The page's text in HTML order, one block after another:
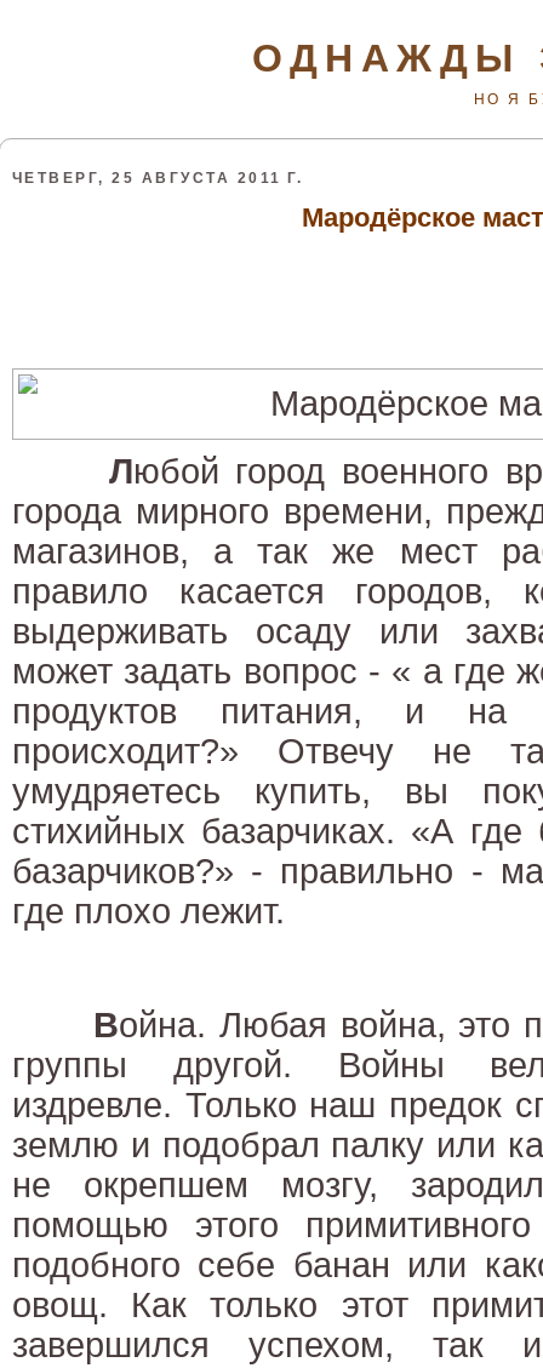
ОДНАЖДЫ
НО Я
ЧЕТВЕРГ, 25 АВГУСТА 2011 Г.
Мародёрское
Любой город военного
города мирного времени,
магазинов, а так же мест
правило касается городов,
выдерживать осаду или
может задать вопрос - « а где
продуктов питания, и на
происходит?» Отвечу не
умудряетесь купить, вы
стихийных базарчиках. «А
базарчиков?» - правильно -
где плохо лежит.
Война. Любая война, это
группы другой. Войны
издревле. Только наш предок
землю и подобрал палку или
не окрепшем мозгу,
помощью этого
подобного себе банан или
овощ. Как только этот
завершился успехом, так